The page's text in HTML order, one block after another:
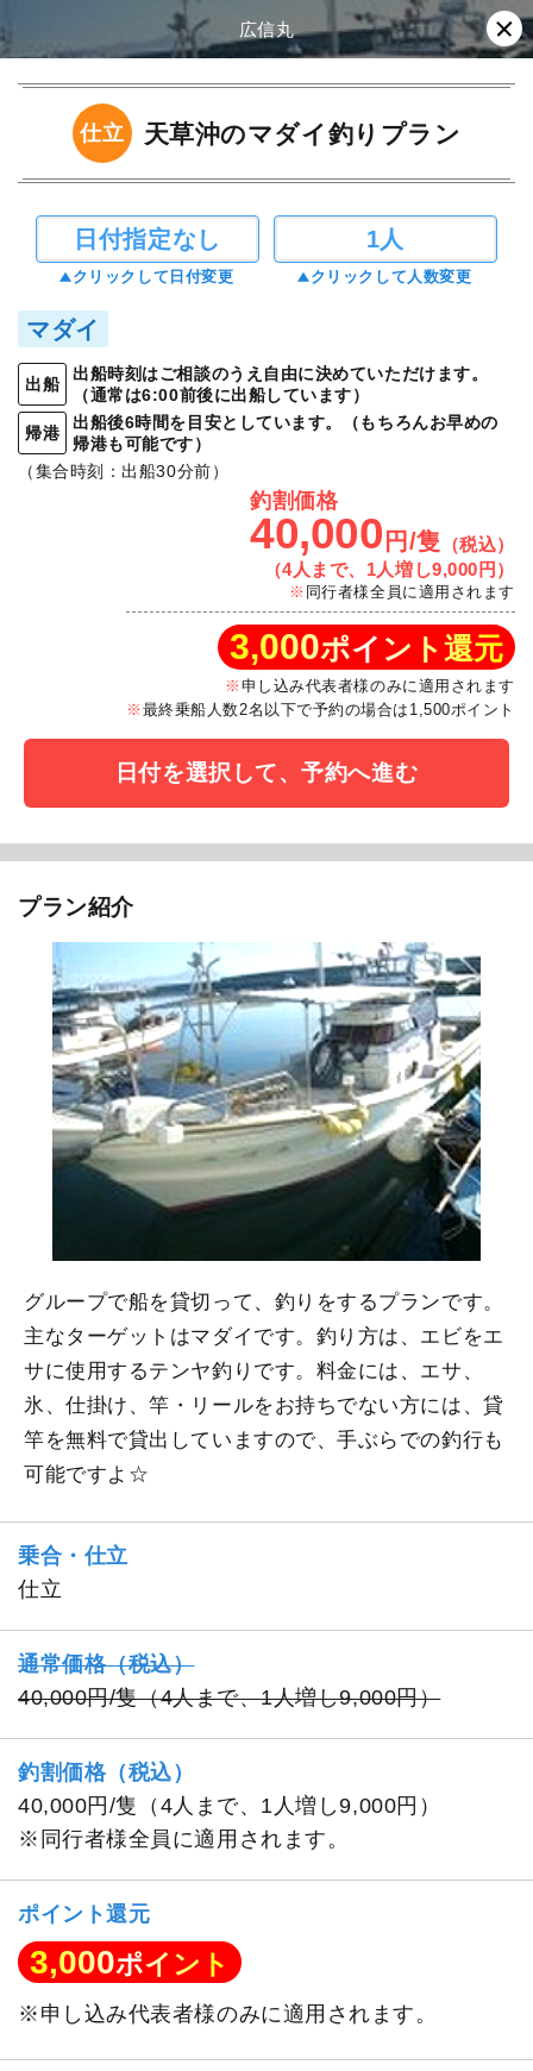
広信丸
仕立 天草沖のマダイ釣りプラン
日付指定なし
クリックして日付変更
1人
クリックして人数変更
マダイ
出船
出船時刻はご相談のうえ自由に決めていただけます。
（通常は6:00前後に出船しています）
帰港
出船後6時間を目安としています。（もちろんお早めの
帰港も可能です）
（集合時刻：出船30分前）
釣割価格
40,000 円/隻
（税込）
（4人まで、1人増し9,000円）
同行者様全員に適用されます
3,000ポイント還元
申し込み代表者様のみに適用されます
最終乗船人数2名以下で予約の場合は1,500ポイント
日付を選択して、予約へ進む
プラン紹介
グループで船を貸切って、釣りをするプランです。
主なターゲットはマダイです。釣り方は、エビをエ
サに使用するテンヤ釣りです。料金には、エサ、
氷、仕掛け、竿・リールをお持ちでない方には、貸
竿を無料で貸出していますので、手ぶらでの釣行も
可能ですよ☆
乗合・仕立
仕立
通常価格（税込）
40,000円/隻（4人まで、1人増し9,000円）
釣割価格（税込）
40,000円/隻（4人まで、1人増し9,000円）
※同行者様全員に適用されます。
ポイント還元
3,000ポイント
※申し込み代表者様のみに適用されます。